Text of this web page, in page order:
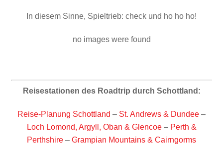
In diesem Sinne, Spieltrieb: check und ho ho ho!
no images were found
Reisestationen des Roadtrip durch Schottland:
Reise-Planung Schottland – St. Andrews & Dundee –
Loch Lomond, Argyll, Oban & Glencoe– Perth &
Perthshire – Grampian Mountains & Cairngorms